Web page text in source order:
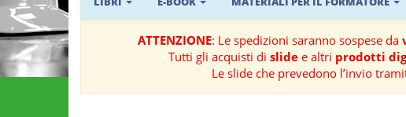
RIVISTE
MANUALISTICA
ATTENZIONE: Le spedizioni saranno sospese da
Tutti gli acquisti di slidee altri prodotti
Le slide che prevedono l’invio